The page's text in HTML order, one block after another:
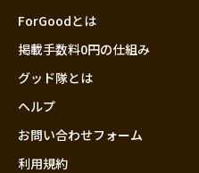
ForGoodとは
掲載手数料0円の仕組み
グッド隊とは
ヘルプ
お問い合わせフォーム
利用規約